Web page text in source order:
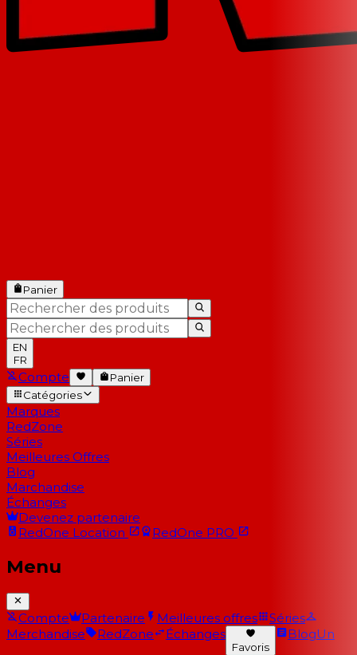
Panier
EN
FR
Compte
Panier
Catégories
Marques
RedZone
Séries
Meilleures Offres
Blog
Marchandise
Échanges
Devenez partenaire
RedOne Location RedOne PRO
Menu
Compte Partenaire Meilleures offres
Séries
Merchandise
RedZone Échanges
Favoris
BlogUn